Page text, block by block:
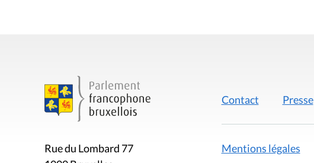
Rue du Lombard 77
Contact Presse
Mentions légales